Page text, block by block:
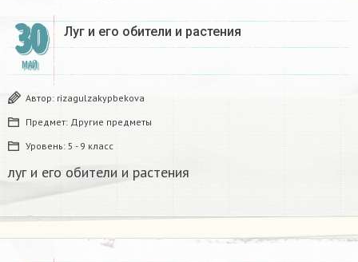
30
МАЙ
Луг и его обители и растения ​
Автор: rizagulzakypbekova
Предмет: Другие предметы
Уровень: 5 - 9 класс
луг и его обители и растения ​